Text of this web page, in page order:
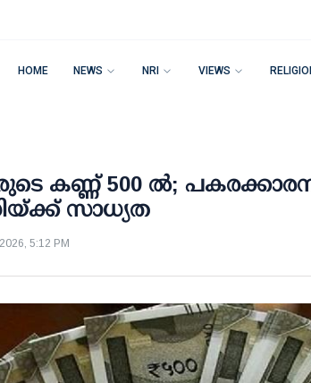
HOME NEWS NRI VIEWS
കണ്ണ് 500 ല്‍;
സാധ്യത
5:12 PM